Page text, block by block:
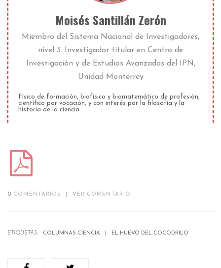
Moisés Santillán Zerón
Miembro del Sistema Nacional de Investigadores,
nivel 3. Investigador titular en Centro de
Investigación y de Estudios Avanzados del IPN,
Unidad Monterrey
Físico de formación, biofísico y biomatemático de profesión,
científico por vocación, y con interés por la filosofía y la
historia de la ciencia.
0 COMENTARIOS VER COMENTARIO
ETIQUETAS: COLUMNAS CIENCIA EL HUEVO DEL COCODRILO